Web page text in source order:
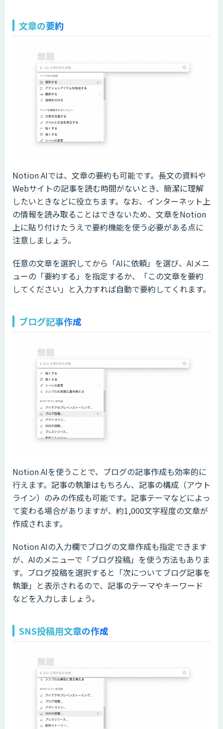
文章の要約
Notion AIでは、文章の要約も可能です。長文の資料や
Webサイトの記事を読む時間がないとき、簡潔に理解
したいときなどに役立ちます。なお、インターネット上
の情報を読み取ることはできないため、文章をNotion
上に貼り付けたうえで要約機能を使う必要がある点に
注意しましょう。
任意の文章を選択してから「AIに依頼」を選び、AIメニ
ューの「要約する」を指定するか、「この文章を要約
してください」と入力すれば自動で要約してくれます。
ブログ記事作成
Notion AIを使うことで、ブログの記事作成も効率的に
行えます。記事の執筆はもちろん、記事の構成（アウト
ライン）のみの作成も可能です。記事テーマなどによっ
て変わる場合がありますが、約1,000文字程度の文章が
作成されます。
Notion AIの入力欄でブログの文章作成も指定できます
が、AIのメニューで「ブログ投稿」を使う方法もありま
す。ブログ投稿を選択すると「次についてブログ記事を
執筆」と表示されるので、記事のテーマやキーワード
などを入力しましょう。
SNS投稿用文章の作成